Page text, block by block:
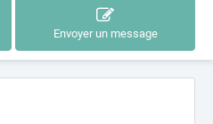
Envoyer un message